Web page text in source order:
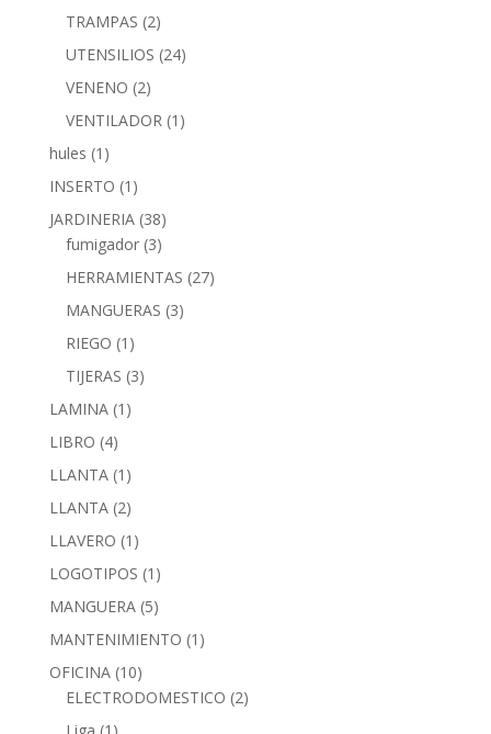
TRAMPAS (2)
UTENSILIOS (24)
VENENO (2)
VENTILADOR (1)
hules (1)
INSERTO (1)
JARDINERIA (38)
fumigador (3)
HERRAMIENTAS (27)
MANGUERAS (3)
RIEGO (1)
TIJERAS (3)
LAMINA (1)
LIBRO (4)
LLANTA (1)
LLANTA (2)
LLAVERO (1)
LOGOTIPOS (1)
MANGUERA (5)
MANTENIMIENTO (1)
OFICINA (10)
ELECTRODOMESTICO (2)